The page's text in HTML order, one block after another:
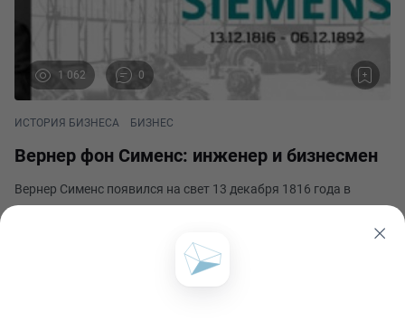
1 062 0
ИСТОРИЯ БИЗНЕСА БИЗНЕС
Вернер фон Сименс: инженер и бизнесмен
Вернер Сименс появился на свет 13 декабря 1816 года в
городе Ленте недалеко от Ганновера. Его отец Христиан-
Фердинанд фермерствовал, а мать занималась хозяйством и
воспитанием детей. Вернер был четвёртым ребёнком
супругов. После него родились ещё десятеро. Вер
Юлия Александровна Ситник
Опубликовано 18 января 2022